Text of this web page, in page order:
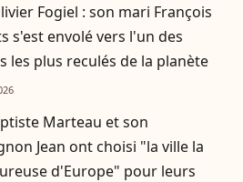
Fogiel : son mari François
s'est envolé vers l'un des
les plus reculés de la planète
Marteau et son
Jean ont choisi "la ville la
d'Europe" pour leurs